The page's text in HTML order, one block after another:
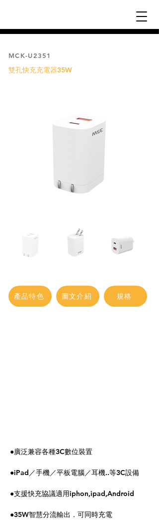
MCK-U2351
雙孔快充充電器35W
產品特色 圖文介紹 規格
●廣泛兼容各種3C數位裝置
●iPad／手機／平板電腦／耳機..等3C設備
●支援快充協議適用iphon,ipad,Android
●35W智慧分流輸出．可同時充電